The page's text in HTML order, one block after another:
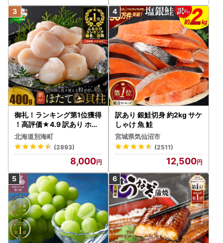
御礼！ランキング第1位獲得
！高評価★4.9 訳あり ホタ
テ 400g（ほたて 帆立 貝柱
冷凍 ）
北海道別海町
(2893)
8,000
訳あり 銀鮭切身 約2kg サケ
しゃけ 魚 鮭
宮城県気仙沼市
(2511)
12,500